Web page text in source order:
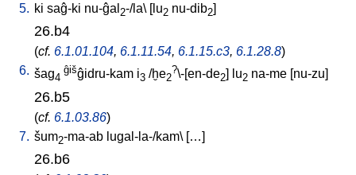
5. ki saĝ-ki nu-ĝal 2-/la\ [lu2 nu-dib2]
26.b4
(cf. 6.1.01.104, 6.1.11.54, 6.1.15.c3, 6.1.28.8)
6. šag4
ĝišĝidru-kam i3 /ḫe2
?\-[en-de2] lu2 na-me [nu-zu]
26.b5
(cf. 6.1.03.86)
7. šum2-ma-ab lugal-la-/kam\ […]
26.b6